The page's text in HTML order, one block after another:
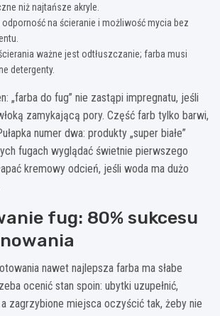
niż najtańsze akryle.
odporność na ścieranie i możliwość mycia bez
ważne jest odtłuszczanie; farba musi
detergenty.
„farba do fug” nie zastąpi impregnatu, jeśli
zamykającą pory. Część farb tylko barwi,
numer dwa: produkty „super białe”
fugach wyglądać świetnie pierwszego
kremowy odcień, jeśli woda ma dużo
fug: 80% sukcesu
nawet najlepsza farba ma słabe
ocenić stan spoin: ubytki uzupełnić,
zagrzybione miejsca oczyścić tak, żeby nie